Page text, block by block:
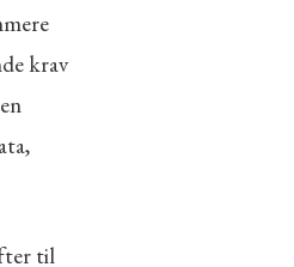
krav
til